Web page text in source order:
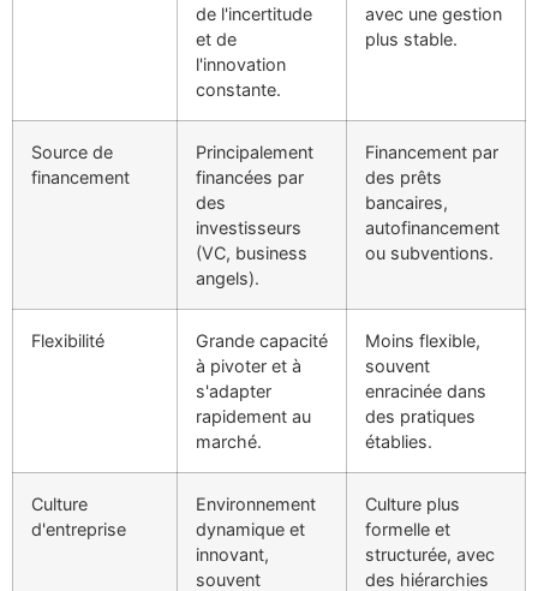
de l'incertitude
et de
l'innovation
constante.
avec une gestion
plus stable.
Source de
financement
Principalement
financées par
des
investisseurs
(VC, business
angels).
Financement par
des prêts
bancaires,
autofinancement
ou subventions.
Flexibilité
Grande capacité
à pivoter et à
s'adapter
rapidement au
marché.
Moins flexible,
souvent
enracinée dans
des pratiques
établies.
Culture
d'entreprise
Environnement
dynamique et
innovant,
souvent
Culture plus
formelle et
structurée, avec
des hiérarchies